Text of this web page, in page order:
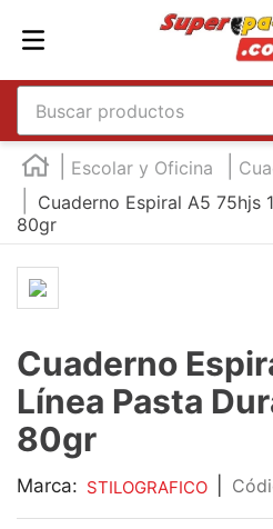
Buscar productos
Escolar y Oficina
Cuaderno Espiral A5 75hjs
80gr
Cuaderno
Línea Pasta
80gr
Marca: STILOGRAFICO
TÉRMINOS MÁS BUSCADOS
1.
england
2.
3.
4.
mouse
6
marcadores
7.
teclado